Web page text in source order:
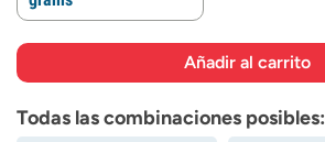
Todas las combinaciones posibles: